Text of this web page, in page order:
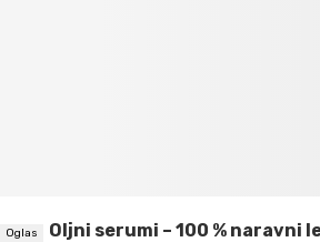
Oljni serumi – 100 % naravni